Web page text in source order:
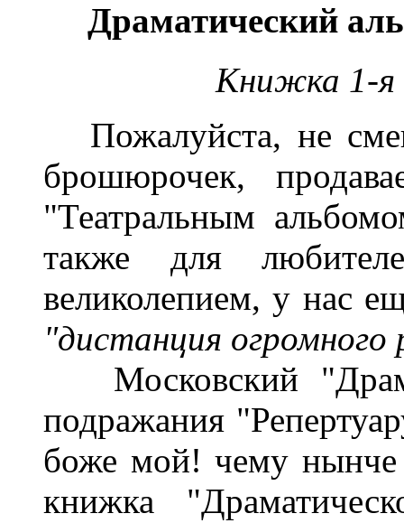
Драматический
Книжка 1-я
Пожалуйста, не
брошюрочек,
"Театральным
также для
великолепием, у нас
"дистанция огромного
Московский
подражания
боже мой! чему
книжка